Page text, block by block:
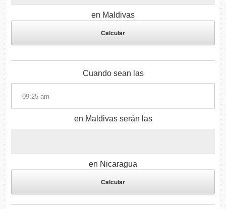
en Maldivas
Cuando sean las
en Maldivas serán las
en Nicaragua